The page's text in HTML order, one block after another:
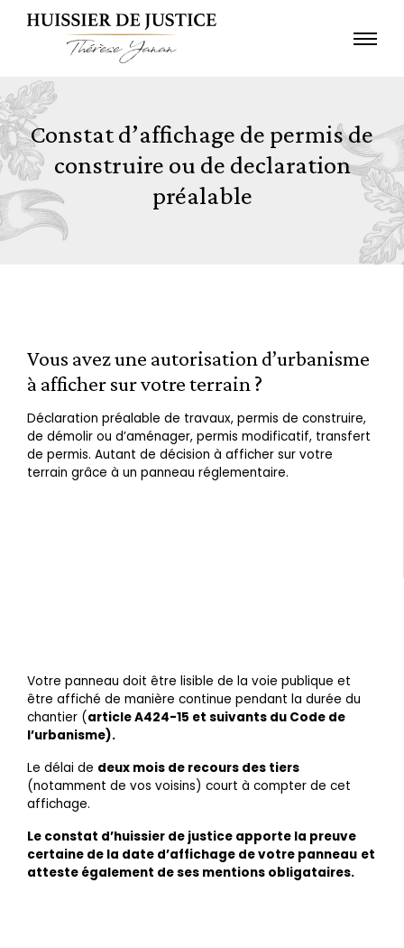
Constat d’affichage de permis de
construire ou de declaration
préalable
Vous avez une autorisation d’urbanisme
à afficher sur votre terrain ?
Déclaration préalable de travaux, permis de construire,
de démolir ou d’aménager, permis modificatif, transfert
de permis. Autant de décision à afficher sur votre
terrain grâce à un panneau réglementaire.
Votre panneau doit être lisible de la voie publique et
être affiché de manière continue pendant la durée du
chantier (article A424-15 et suivants du Code de
l’urbanisme).
Le délai de deux mois de recours des tiers
(notamment de vos voisins) court à compter de cet
affichage.
Le constat d’huissier de justice apporte la preuve
certaine de la date d’affichage de votre panneau et
atteste également de ses mentions obligataires.